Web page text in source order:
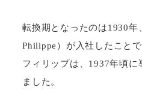
転換期となったのは1930
Philippe）が入社したことで
フィリップは、1937年頃
ました。